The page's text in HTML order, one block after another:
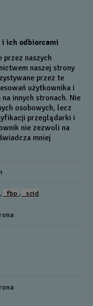
i ich odbiorcami
przez naszych
naszej strony
przez te
użytkownika i
innych stronach. Nie
osobowych, lecz
przeglądarki i
nie zezwoli na
mniej
, _fbp , _scid